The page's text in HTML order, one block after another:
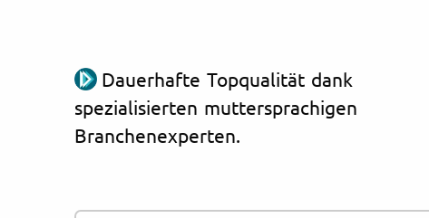
Dauerhafte Topqualität dank
spezialisierten muttersprachigen
Branchenexperten.